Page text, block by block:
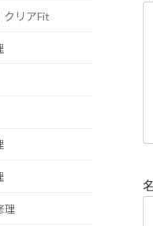
リアFit
理